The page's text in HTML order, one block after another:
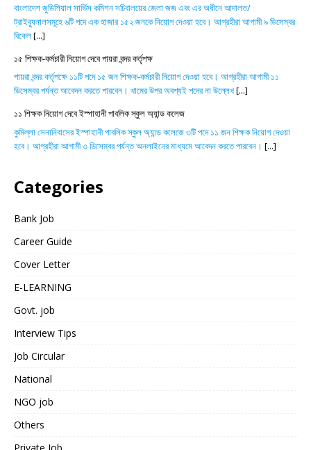
বাংলাদেশ জুডিশিয়াল সার্ভিস কমিশন সচিবালয়ের জেলা জজ এবং এর অধীনে আদালত/
ট্রাইব্যুনালসমূহে ৬টি পদে এক হাজার ১৫২ জনকে নিয়োগ দেওয়া হবে। আগ্রহীরা আগামী ৯ ডিসেম্বর
বিকেল[...]
১৫ শিক্ষক-কর্মচারী নিয়োগ দেবে পায়রা বন্দর কর্তৃপক্ষ
পায়রা বন্দর কর্তৃপক্ষে ১১টি পদে ১৫ জন শিক্ষক-কর্মচারী নিয়োগ দেওয়া হবে। আগ্রহীরা আগামী ১১
ডিসেম্বর পর্যন্ত আবেদন করতে পারবেন। খামের উপর অবশ্যই পদের না উল্লেখ[...]
১১ শিক্ষক নিয়োগ দেবে ইস্পাহানী পাবলিক স্কুল অ্যান্ড কলেজ
কুমিল্লা সেনানিবাসের ইস্পাহানী পাবলিক স্কুল অ্যান্ড কলেজে ৩টি পদে ১১ জন শিক্ষক নিয়োগ দেওয়া
হবে। আগ্রহীরা আগামী ৩ ডিসেম্বর পর্যন্ত অনলাইনের মাধ্যমে আবেদন করতে পারবেন। [...]
Categories
Bank Job
Career Guide
Cover Letter
E-LEARNING
Govt. job
Interview Tips
Job Circular
National
NGO job
Others